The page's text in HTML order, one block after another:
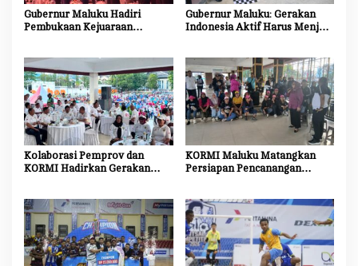
Gubernur Maluku Hadiri
Pembukaan Kejuaraan
Pengembangan Atlet Daerah
Gubernur Maluku: Gerakan
Indonesia Aktif Harus Menjadi
Kolaborasi Pemprov dan
KORMI Hadirkan Gerakan
Provinsi Maluku
KORMI Maluku Matangkan
Persiapan Pencanangan
Maluku ke-81